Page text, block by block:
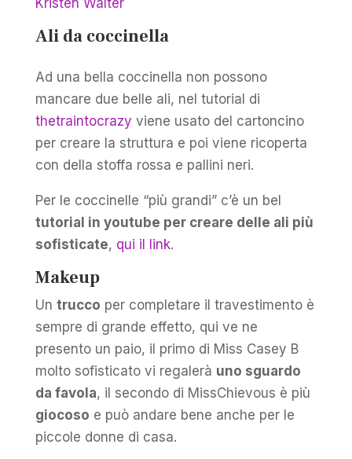
Ali da coccinella
Ad una bella coccinella non possono
mancare due belle ali, nel tutorial di
thetraintocrazy viene usato del cartoncino
per creare la struttura e poi viene ricoperta
con della stoffa rossa e pallini neri.
Per le coccinelle “più grandi” c’è un bel
tutorial in youtube per creare delle ali più
sofisticate, qui il link.
Makeup
Un trucco per completare il travestimento è
sempre di grande effetto, qui ve ne
presento un paio, il primo di Miss Casey B
molto sofisticato vi regalerà uno sguardo
da favola, il secondo di MissChievous è più
giocoso e può andare bene anche per le
piccole donne di casa.